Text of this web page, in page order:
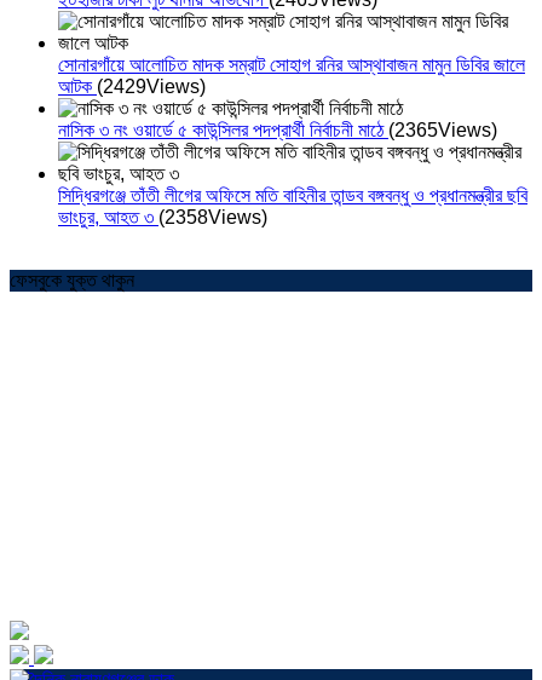
সোনারগাঁয়ে আলোচিত মাদক সম্রাট সোহাগ রনির আস্থাবাজন মামুন ডিবির জালে
আটক (2429Views)
নাসিক ৩ নং ওয়ার্ডে ৫ কাউন্সিলর পদপ্রার্থী নির্বাচনী মাঠে (2365Views)
সিদ্ধিরগঞ্জে তাঁতী লীগের অফিসে মতি বাহিনীর তান্ডব বঙ্গবন্ধু ও প্রধানমন্ত্রীর ছবি
ভাংচুর, আহত ৩ (2358Views)
ফেসবুকে যুক্ত থাকুন